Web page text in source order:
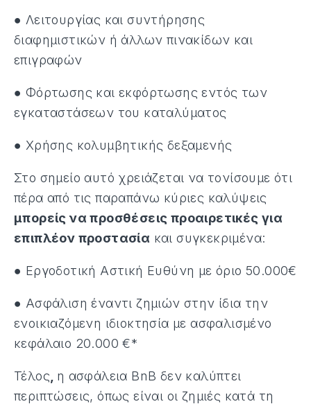
● Λειτουργίας και συντήρησης
διαφημιστικών ή άλλων πινακίδων και
επιγραφών
● Φόρτωσης και εκφόρτωσης εντός των
εγκαταστάσεων του καταλύματος
● Χρήσης κολυμβητικής δεξαμενής
Στο σημείο αυτό χρειάζεται να τονίσουμε ότι
πέρα από τις παραπάνω κύριες καλύψεις
μπορείς να προσθέσεις προαιρετικές για
επιπλέον προστασία και συγκεκριμένα:
● Εργοδοτική Αστική Ευθύνη με όριο 50.000€
● Ασφάλιση έναντι ζημιών στην ίδια την
ενοικιαζόμενη ιδιοκτησία με ασφαλισμένο
κεφάλαιο 20.000 €*
Τέλος η ασφάλεια BnB δεν καλύπτει
περιπτώσεις, όπως είναι οι ζημιές κατά τη